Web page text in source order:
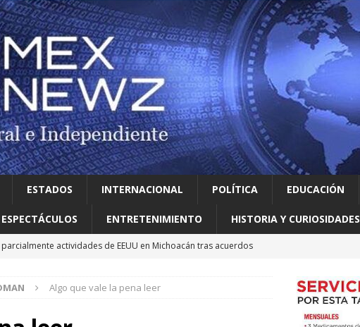
ESTADOS INTERNACIONAL POLÍTICA EDUCACIÓN
ESPECTÁCULOS ENTRETENIMIENTO HISTORIA Y CURIOSIDADES
actividades de EEUU en Michoacán tras acuerdos
gallo
HISTORIA Y CURIOSIDADES
ciudadanos el abandono institucional: Waldo
Algo que vale la pena leer